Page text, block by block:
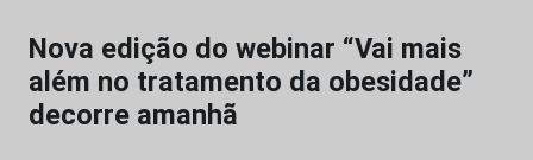
Nova edição do webinar “Vai mais
além no tratamento da obesidade”
decorre amanhã